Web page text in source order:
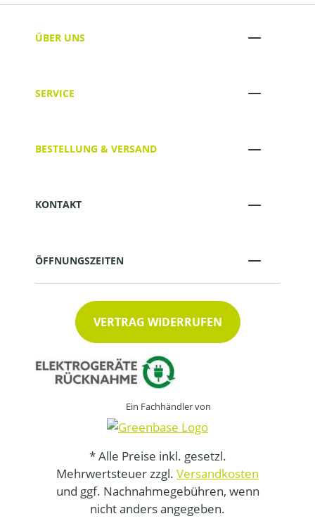
ÜBER UNS
SERVICE
BESTELLUNG & VERSAND
KONTAKT
ÖFFNUNGSZEITEN
VERTRAG WIDERRUFEN
Ein Fachhändler von
* Alle Preise inkl. gesetzl.
Mehrwertsteuer zzgl. Versandkosten
und ggf. Nachnahmegebühren, wenn
nicht anders angegeben.